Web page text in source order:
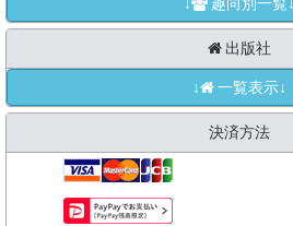
出版社
↓ 一覧表示↓
決済方法